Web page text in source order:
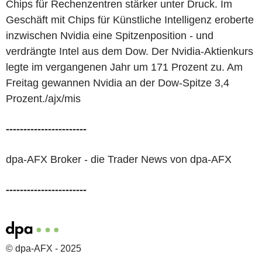
Chips für Rechenzentren stärker unter Druck. Im
Geschäft mit Chips für Künstliche Intelligenz eroberte
inzwischen Nvidia eine Spitzenposition - und
verdrängte Intel aus dem Dow. Der Nvidia-Aktienkurs
legte im vergangenen Jahr um 171 Prozent zu. Am
Freitag gewannen Nvidia an der Dow-Spitze 3,4
Prozent./ajx/mis
-----------------------
dpa-AFX Broker - die Trader News von dpa-AFX
-----------------------
© dpa-AFX - 2025